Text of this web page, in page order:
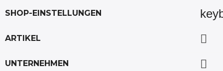
SHOP-EINSTELLUNGEN
ARTIKEL 
UNTERNEHMEN 